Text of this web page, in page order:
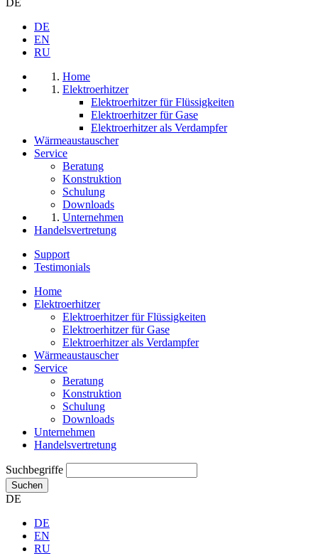
DE
DE
EN
RU
Home
Elektroerhitzer
Elektroerhitzer für Flüssigkeiten
Elektroerhitzer für Gase
Elektroerhitzer als Verdampfer
Wärmeaustauscher
Service
Beratung
Konstruktion
Schulung
Downloads
Unternehmen
Handelsvertretung
Support
Testimonials
Home
Elektroerhitzer
Elektroerhitzer für Flüssigkeiten
Elektroerhitzer für Gase
Elektroerhitzer als Verdampfer
Wärmeaustauscher
Service
Beratung
Konstruktion
Schulung
Downloads
Unternehmen
Handelsvertretung
Suchbegriffe
Suchen
DE
DE
EN
RU